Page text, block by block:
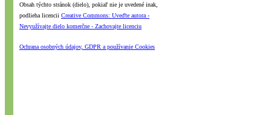
Obsah týchto stránok (dielo), pokiaľ nie je uvedené inak,
podlieha licencii Creative Commons: Uveďte autora -
Nevyužívajte dielo komerčne - Zachovajte licenciu
Ochrana osobných údajov, GDPR a používanie Cookies